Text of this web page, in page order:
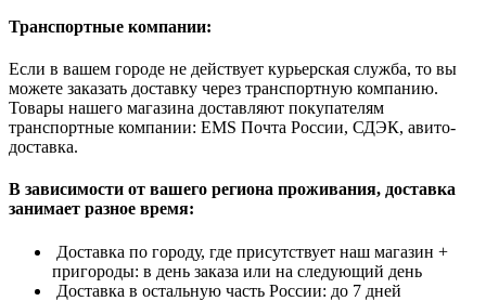
Транспортные компании:
Если в вашем городе не действует курьерская служба, то вы
можете заказать доставку через транспортную компанию.
Товары нашего магазина доставляют покупателям
транспортные компании: EMS Почта России, СДЭК, авито-
доставка.
В зависимости от вашего региона проживания, доставка
занимает разное время:
Доставка по городу, где присутствует наш магазин +
пригороды: в день заказа или на следующий день
Доставка в остальную часть России: до 7 дней